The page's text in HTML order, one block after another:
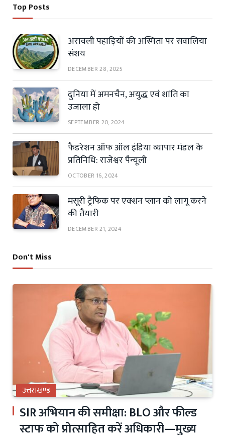
Top Posts
अरावली पहाड़ियों की अस्मिता पर सवालिया
संशय
DECEMBER 28, 2025
दुनिया में अमनचैन, अयुद्ध एवं शांति का
उजाला हो
SEPTEMBER 20, 2024
फैडरेशन ऑफ ऑल इंडिया व्यापार मंडल के
प्रतिनिधि: राजेश्वर पैन्यूली
OCTOBER 16, 2024
मसूरी ट्रैफिक पर एक्शन प्लान को लागू करने
की तैयारी
DECEMBER 21, 2024
Don't Miss
उत्तराखण्ड
SIR अभियान की समीक्षा: BLO और फील्ड
स्टाफ को प्रोत्साहित करें अधिकारी—मुख्य